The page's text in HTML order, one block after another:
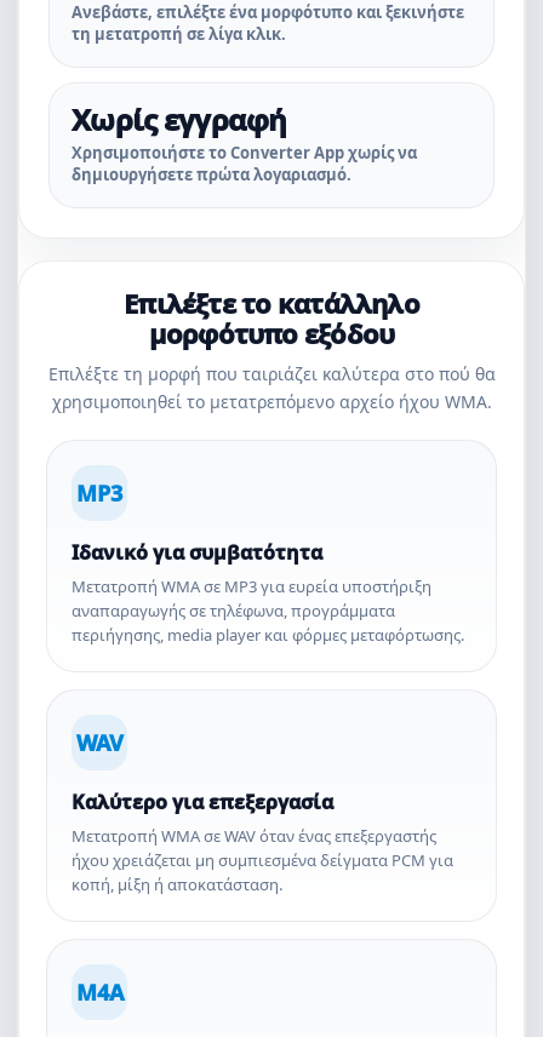
Ανεβάστε, επιλέξτε ένα μορφότυπο και ξεκινήστε
τη μετατροπή σε λίγα κλικ.
Χωρίς εγγραφή
Χρησιμοποιήστε το Converter App χωρίς να
δημιουργήσετε πρώτα λογαριασμό.
Επιλέξτε το κατάλληλο
μορφότυπο εξόδου
Επιλέξτε τη μορφή που ταιριάζει καλύτερα στο πού θα
χρησιμοποιηθεί το μετατρεπόμενο αρχείο ήχου WMA.
MP3
Ιδανικό για συμβατότητα
Μετατροπή WMA σε MP3 για ευρεία υποστήριξη
αναπαραγωγής σε τηλέφωνα, προγράμματα
περιήγησης, media player και φόρμες μεταφόρτωσης.
WAV
Καλύτερο για επεξεργασία
Μετατροπή WMA σε WAV όταν ένας επεξεργαστής
ήχου χρειάζεται μη συμπιεσμένα δείγματα PCM για
κοπή, μίξη ή αποκατάσταση.
M4A